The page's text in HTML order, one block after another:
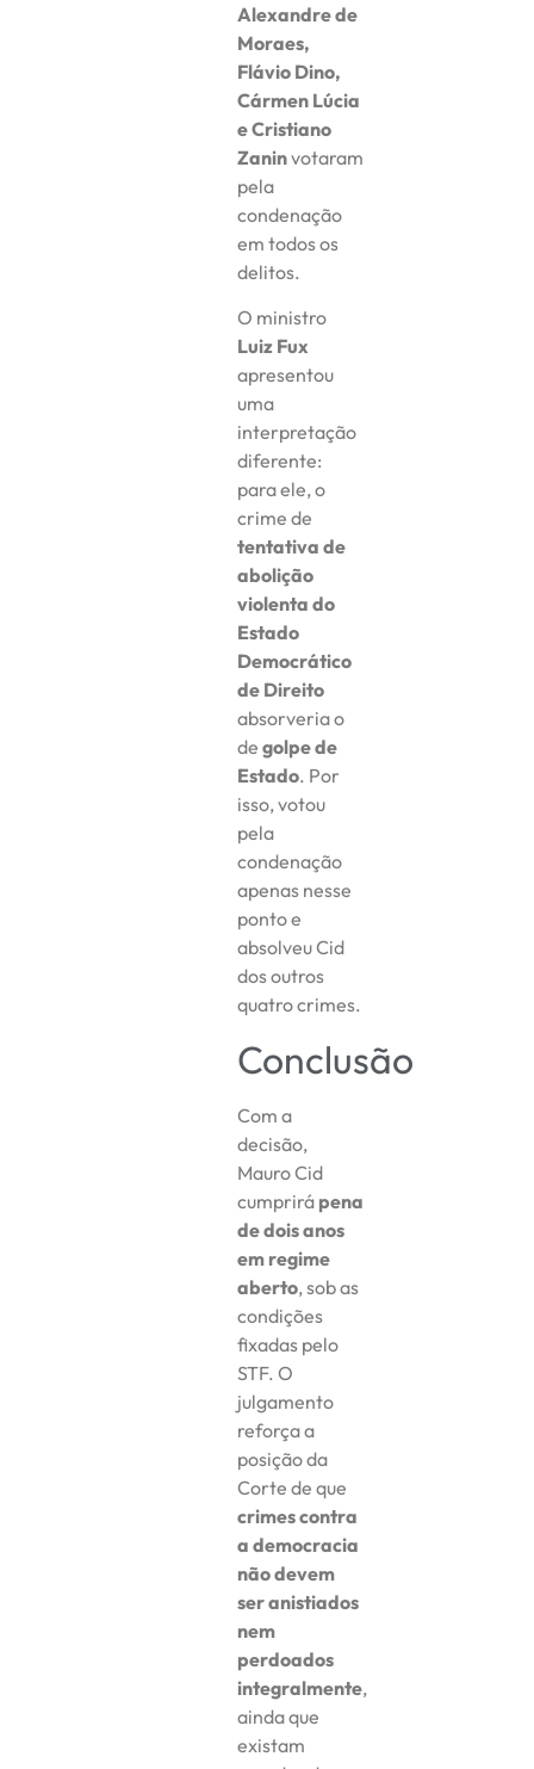
Alexandre de
Moraes,
Flávio Dino,
Cármen Lúcia
e Cristiano
Zaninvotaram
pela
condenação
em todos os
delitos.
O ministro
Luiz Fux
apresentou
uma
interpretação
diferente:
para ele, o
crime de
tentativa de
abolição
violenta do
Estado
Democrático
de Direito
absorveria o
de golpe de
Estado. Por
isso, votou
pela
condenação
apenas nesse
ponto e
absolveu Cid
dos outros
quatro crimes.
Conclusão
Com a
decisão,
Mauro Cid
cumprirá pena
de dois anos
em regime
aberto, sob as
condições
fixadas pelo
STF. O
julgamento
reforça a
posição da
Corte de que
crimes contra
a democracia
não devem
ser anistiados
nem
perdoados
integralmente,
ainda que
existam